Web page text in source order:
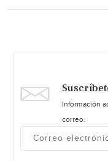
Información
correo.